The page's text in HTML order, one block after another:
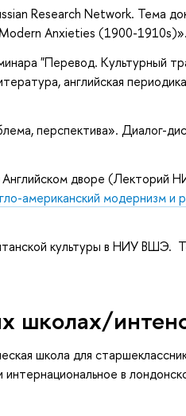
Research Network. Тема
Anxieties (1900-1910s)».
"Перевод. Культурный
английская
перспектива». Диалог-
Английском дворе
американский модернизм и
культуры в НИУ ВШЭ.
школах/
школа для
интернациональное в